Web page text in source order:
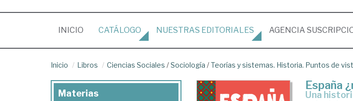
INICIO (CURRENT)
CATÁLOGO NUESTRAS EDITORIALES AGENCIA
Inicio Libros Ciencias Sociales /Sociología /Teorías y sistemas. Historia. Puntos de
España
Una historia muy actual sobre las raíces del odio y nuestro pasado
Materias